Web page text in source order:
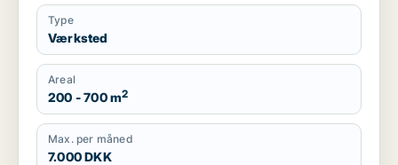
Type
Værksted
Areal
200 - 700 m2
Max. per måned
7.000 DKK